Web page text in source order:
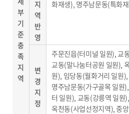
부
기
준
충
족
지
역
지
역
반
영
화재생), 명주남문동(특화
변
경
지
정
주문진읍(터미널 일원), 교
교동(말나눔터공원 일원),
원), 임당동(월화거리 일원
명주남문동(가구골목 일원
터 일원), 교동(강릉역 일
옥천동(사업선정지역), 중